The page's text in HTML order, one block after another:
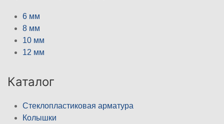
6 мм
8 мм
10 мм
12 мм
Каталог
Стеклопластиковая арматура
Колышки